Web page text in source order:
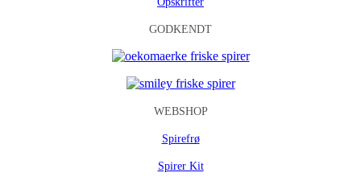
GODKENDT
WEBSHOP
Spirefrø
Spirer Kit